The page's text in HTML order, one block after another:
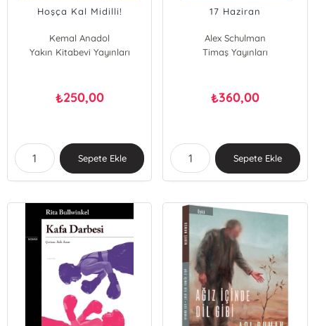
Hoşça Kal Midilli!
Kemal Anadol
Yakın Kitabevi Yayınları
₺250,00
Sepete Ekle
17 Haziran
Alex Schulman
Timaş Yayınları
₺360,00
Sepete Ekle